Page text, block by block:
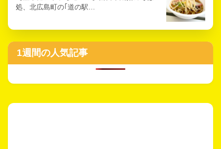
処、北広島町の｢道の駅…
1週間の人気記事